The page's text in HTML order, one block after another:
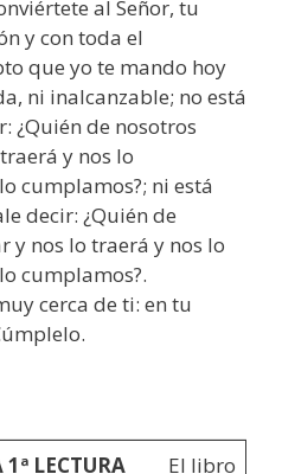
al Señor, tu
y con toda el
que yo te mando hoy
ni inalcanzable; no está
¿Quién de nosotros
y nos lo
cumplamos?; ni está
decir: ¿Quién de
y nos lo traerá y nos lo
cumplamos?.
cerca de ti: en tu
LECTURAEl libro